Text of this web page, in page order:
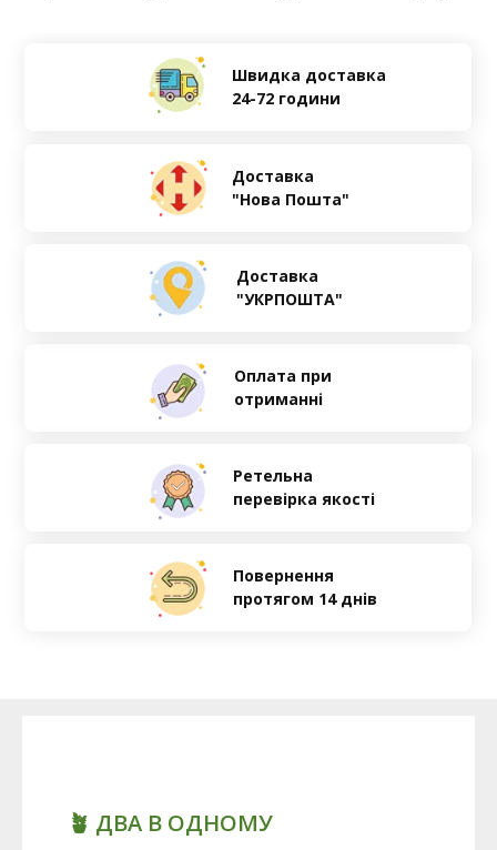
Оплата при
отриманні
Ретельна
перевірка якості
Швидка доставка
24-72 години
Доставка
"Нова Пошта"
Доставка
"УКРПОШТА"
Повернення
протягом 14 днів
🪴 ДВА В ОДНОМУ